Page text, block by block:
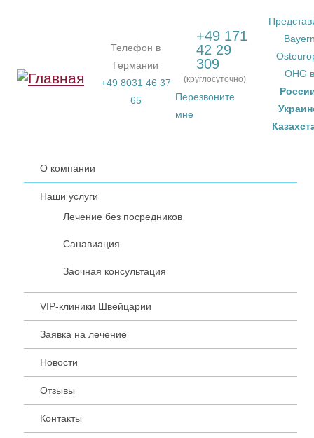
Телефон в
Германии
+49 8031 46 37
65
+49 171
42 29
309
(круглосуточно)
Перезвоните
мне
OHG в
О компании
Наши услуги
Лечение без посредников
Санавиация
Заочная консультация
VIP-клиники Швейцарии
Заявка на лечение
Новости
Отзывы
Контакты